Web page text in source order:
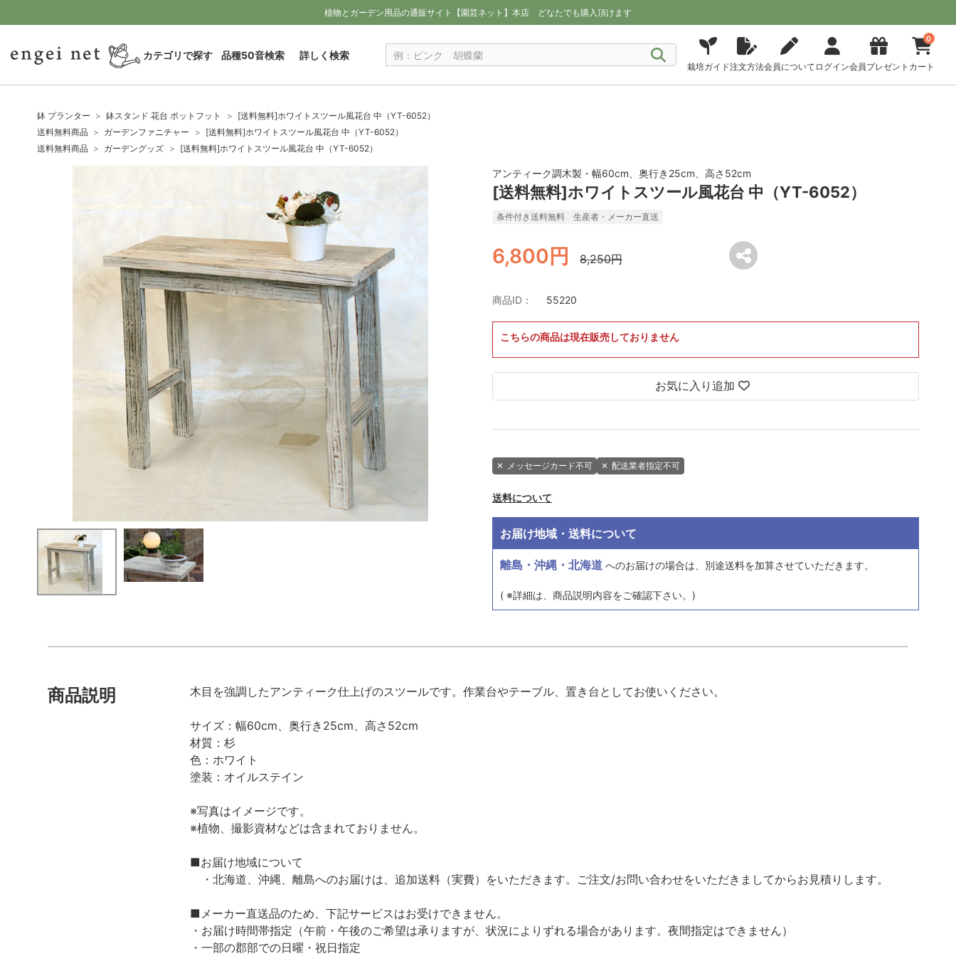
植物とガーデン用品の通販サイト【園芸ネット】本店 どなたでも購入頂けます
カテゴリで探す 品種50音検索 詳しく検索
栽培ガイド注文方法会員について ログイン会員プレゼント
0
カート
鉢 プランター 鉢スタンド 花台 ポットフット
[送料無料]ホワイトスツール風花台 中（YT-6052）
送料無料商品
ガーデンファニチャー
[送料無料]ホワイトスツール風花台 中（YT-6052）
送料無料商品
ガーデングッズ [送料無料]ホワイトスツール風花台 中（YT-6052）
アンティーク調木製・幅60cm、奥行き25cm、高さ52cm
[送料無料]ホワイトスツール風花台 中（YT-6052）
条件付き送料無料 生産者・メーカー直送
6,800円 8,250円
商品ID： 55220
こちらの商品は現在販売しておりません
お気に入り追加
✕ メッセージカード不可 ✕ 配送業者指定不可
送料について
お届け地域・送料について
離島・沖縄・北海道 へのお届けの場合は、 別途送料を加算させていただきます。
( ※詳細は、商品説明内容をご確認下さい。)
商品説明 木目を強調したアンティーク仕上げのスツールです。作業台やテーブル、置き台としてお使いください。
サイズ：幅60cm、奥行き25cm、高さ52cm
材質：杉
色：ホワイト
塗装：オイルステイン
※写真はイメージです。
※植物、撮影資材などは含まれておりません。
■お届け地域について
・北海道、沖縄、離島へのお届けは、追加送料（実費）をいただきます。ご注文/お問い合わせをいただきましてからお見積りします。
■メーカー直送品のため、下記サービスはお受けできません。
・お届け時間帯指定（午前・午後のご希望は承りますが、状況によりずれる場合があります。夜間指定はできません）
・一部の郡部での日曜・祝日指定